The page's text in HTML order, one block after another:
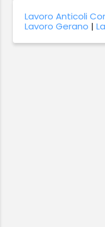
Lavoro Anticoli
Lavoro Gerano |